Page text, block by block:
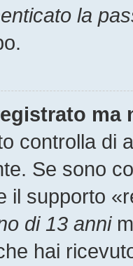
la
ma
controlla di
Se sono
il supporto
di 13 anni
hai